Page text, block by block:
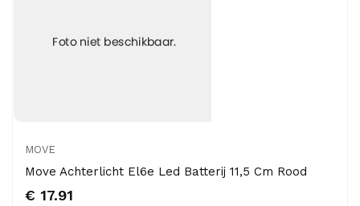
MOVE
Move Achterlicht El6e Led Batterij 11,5 Cm Rood
€ 17.91